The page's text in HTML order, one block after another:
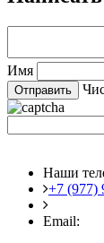
Имя
Наши
+7 (977)
Email: